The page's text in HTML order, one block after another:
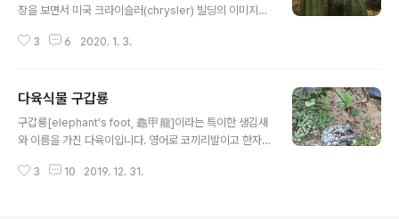
장을 보면서 미국 크라이슬러(chrysler) 빌딩의 이미지가
3 6 2020. 1. 3.
다육식물 구갑룡
구갑룡[elephant's foot, 龜甲龍]이라는 특이한 생김새
와 이름을 가진 다육이입니다. 영어로 코끼리발이고 한자
코끼리발이라고 부르는지 잘 알 수 있는 생김새.. 거북등 같
3 10 2019. 12. 31.